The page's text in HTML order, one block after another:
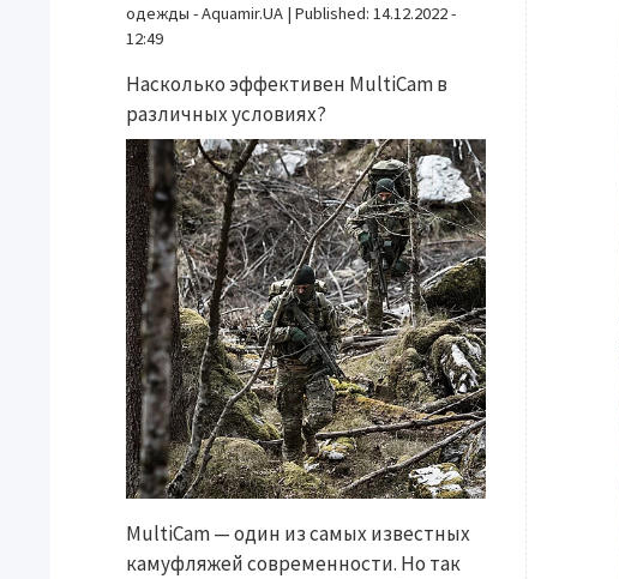
одежды - Aquamir.UA | Published: 14.12.2022 -
12:49
Насколько эффективен MultiCam в
различных условиях?
MultiCam — один из самых известных
камуфляжей современности. Но так